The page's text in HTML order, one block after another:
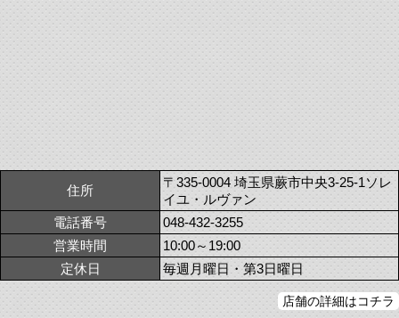
住所
〒335-0004 埼玉県蕨市中央3-25-1ソレ
イユ・ルヴァン
電話番号
048-432-3255
営業時間
10:00～19:00
定休日
毎週月曜日・第3日曜日
店舗の詳細はコチラ